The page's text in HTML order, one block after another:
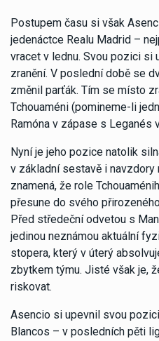
Postupem času si však
jedenáctce Realu Madrid –
vracet v lednu. Svou pozici si
zranění. V poslední době se
změnil parťák. Tím se místo
Tchouaméni (pomineme-li
Ramóna v zápase s Leganés
Nyní je jeho pozice natolik
v základní sestavě i navzdory
znamená, že role
přesune do svého
Před středeční odvetou s
jedinou neznámou aktuální
stopera, který v úterý
zbytkem týmu. Jisté však je,
riskovat.
Asencio si upevnil svou
Blancos – v posledních pěti